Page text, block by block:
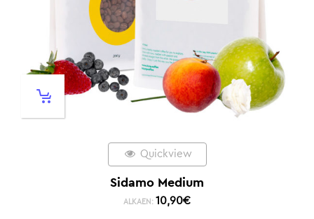
Quickview
Sidamo Medium
ALKAEN: 10,90€